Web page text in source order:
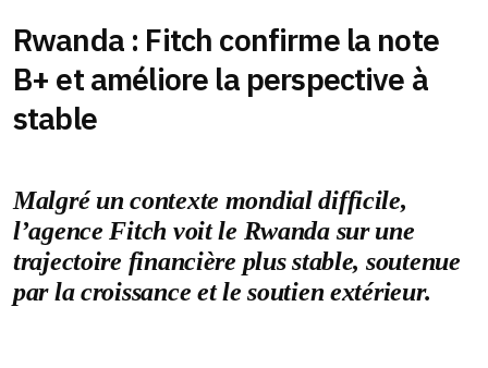
Rwanda : Fitch confirme la note
B+ et améliore la perspective à
stable
Malgré un contexte mondial difficile,
l’agence Fitch voit le Rwanda sur une
trajectoire financière plus stable, soutenue
par la croissance et le soutien extérieur.